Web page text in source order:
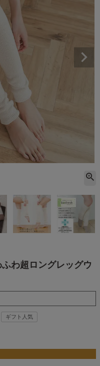
わ超ロングレッグウ
ギフト人気